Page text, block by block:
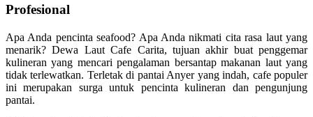
Profesional
Apa Anda pencinta seafood? Apa Anda nikmati cita rasa laut yang
menarik? Dewa Laut Cafe Carita, tujuan akhir buat penggemar
kulineran yang mencari pengalaman bersantap makanan laut yang
tidak terlewatkan. Terletak di pantai Anyer yang indah, cafe populer
ini merupakan surga untuk pencinta kulineran dan pengunjung
pantai.